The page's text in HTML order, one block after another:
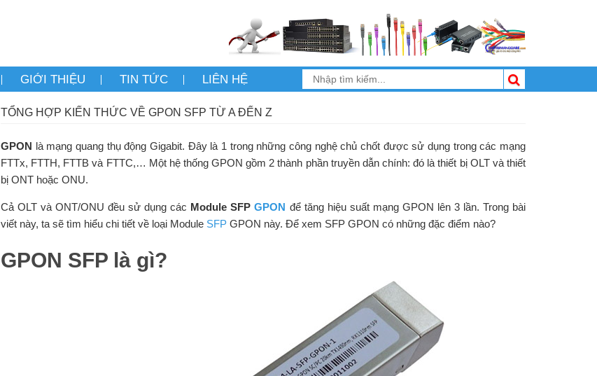
GIỚI THIỆU TIN TỨC LIÊN HỆ
TỔNG HỢP KIẾN THỨC VỀ GPON SFP TỪ A ĐẾN Z
GPON
là mạng quang thụ động Gigabit. Đây là 1 trong những công nghệ chủ chốt được sử dụng trong các mạng
FTTx, FTTH, FTTB và FTTC,… Một hệ thống GPON gồm 2 thành phần truyền dẫn chính: đó là thiết bị OLT và thiết
bị ONT hoặc ONU.
Cả OLT và ONT/ONU đều sử dụng các Module SFPGPON để tăng hiệu suất mạng GPON lên 3 lần. Trong bài
viết này, ta sẽ tìm hiểu chi tiết về loại Module SFPGPON này. Để xem SFP GPON có những đặc điểm nào?
GPON SFP là gì?